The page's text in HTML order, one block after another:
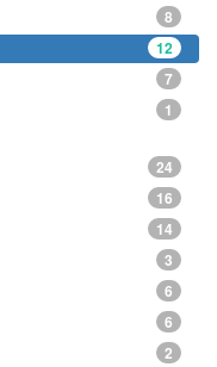
8
12
7
1
24
16
14
3
6
6
2